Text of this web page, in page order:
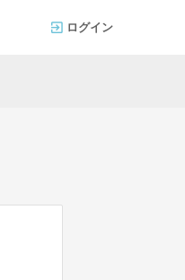
ログイン